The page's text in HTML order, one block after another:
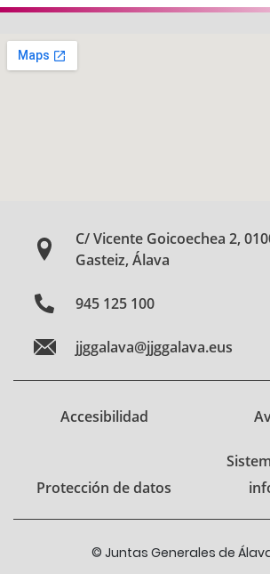
C/ Vicente Goicoechea 2,
Gasteiz, Álava
945 125 100
jjggalava@jjggalava.eus
Accesibilidad
Protección de datos
© Juntas Generales de